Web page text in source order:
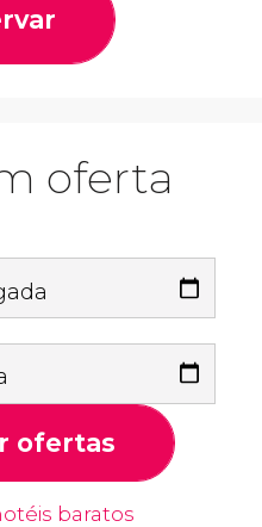
oferta
ofertas
baratos